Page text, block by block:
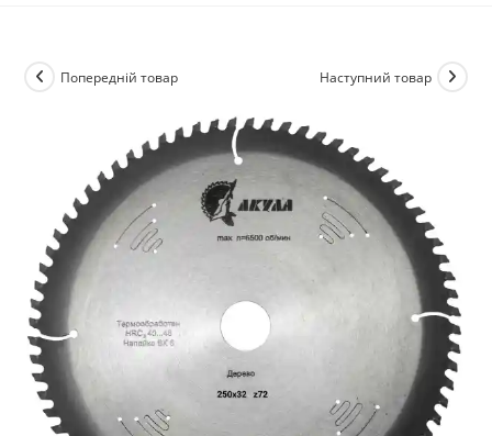
Попередній товар Наступний товар